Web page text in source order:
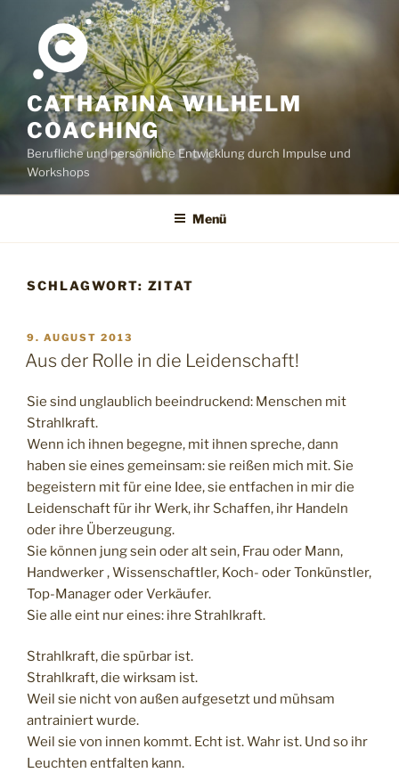
springen
CATHARINA WILHELM
COACHING
Berufliche und persönliche Entwicklung durch Impulse und
Workshops
Menü
SCHLAGWORT: ZITAT
VERÖFFENTLICHT
AM
9. AUGUST 2013
Aus der Rolle in die Leidenschaft!
Sie sind unglaublich beeindruckend: Menschen mit
Strahlkraft.
Wenn ich ihnen begegne, mit ihnen spreche, dann
haben sie eines gemeinsam: sie reißen mich mit. Sie
begeistern mit für eine Idee, sie entfachen in mir die
Leidenschaft für ihr Werk, ihr Schaffen, ihr Handeln
oder ihre Überzeugung.
Sie können jung sein oder alt sein, Frau oder Mann,
Handwerker , Wissenschaftler, Koch- oder Tonkünstler,
Top-Manager oder Verkäufer.
Sie alle eint nur eines: ihre Strahlkraft.
Strahlkraft, die spürbar ist.
Strahlkraft, die wirksam ist.
Weil sie nicht von außen aufgesetzt und mühsam
antrainiert wurde.
Weil sie von innen kommt. Echt ist. Wahr ist. Und so ihr
Leuchten entfalten kann.